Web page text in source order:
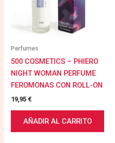
Perfumes
500 COSMETICS – PHIERO
NIGHT WOMAN PERFUME
FEROMONAS CON ROLL-ON
19,95€
AÑADIR AL CARRITO